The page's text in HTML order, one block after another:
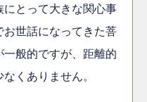
とって大きな関心事
世話になってきた菩
般的ですが、距離的
くありません。